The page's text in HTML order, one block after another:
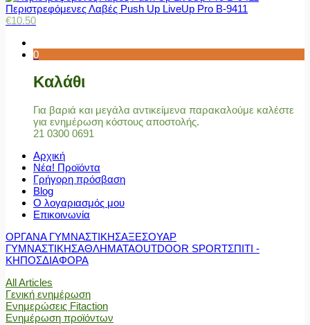
Περιστρεφόμενες Λαβές Push Up LiveUp Pro Β-9411
€10.50
0
Καλάθι
Για βαριά και μεγάλα αντικείμενα παρακαλούμε καλέστε
για ενημέρωση κόστους αποστολής.
21 0300 0691
Αρχική
Νέα! Προϊόντα
Γρήγορη πρόσβαση
Blog
Ο λογαριασμός μου
Επικοινωνία
ΟΡΓΑΝΑ ΓΥΜΝΑΣΤΙΚΗΣΑΞΕΣΟΥΑΡ
ΓΥΜΝΑΣΤΙΚΗΣΑΘΛΗΜΑΤΑOUTDOOR SPORTΣΠΙΤΙ -
ΚΗΠΟΣΔΙΑΦΟΡΑ
All Articles
Γενική ενημέρωση
Ενημερώσεις Fitaction
Ενημέρωση προϊόντων